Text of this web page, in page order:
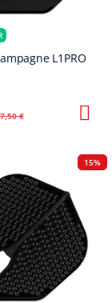
L1PRO
7,50 €
15%